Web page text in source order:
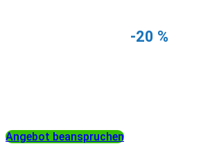
-20 %
Angebot beanspruchen